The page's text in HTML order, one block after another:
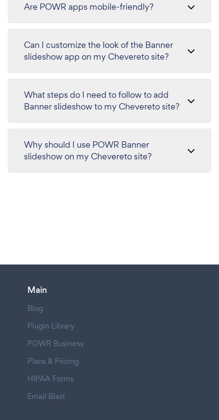
Are POWR apps mobile-friendly?
Can I customize the look of the Banner
slideshow app on my Chevereto site?
What steps do I need to follow to add
Banner slideshow to my Chevereto site?
Why should I use POWR Banner
slideshow on my Chevereto site?
Main
Blog
Plugin Library
POWR Business
Plans & Pricing
HIPAA Forms
Email Blast